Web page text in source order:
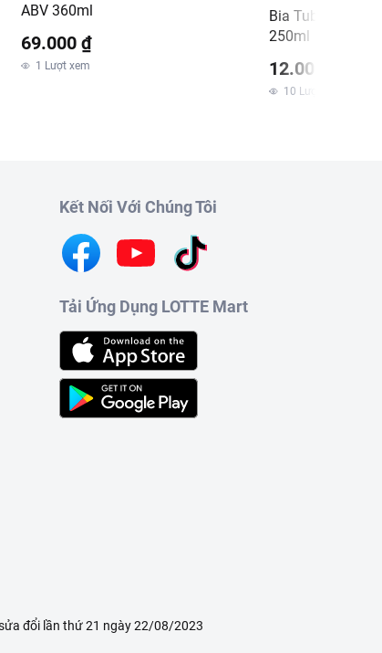
ABV 360ml
69.000 ₫
1 Lượt xem
Bia Tuborg Ice
250ml
12.000 ₫
10 Lượt xem
Kết Nối Với Chúng Tôi
Tải Ứng Dụng LOTTE Mart
đổi lần thứ 21 ngày 22/08/2023